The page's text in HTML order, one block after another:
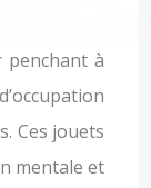
penchant à
Ces jouets
mentale et